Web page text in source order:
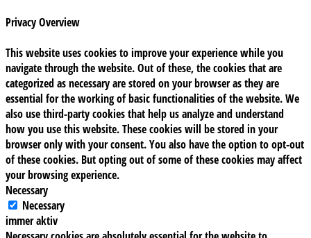
Privacy Overview
This website uses cookies to improve your experience while you
navigate through the website. Out of these, the cookies that are
categorized as necessary are stored on your browser as they are
essential for the working of basic functionalities of the website. We
also use third-party cookies that help us analyze and understand
how you use this website. These cookies will be stored in your
browser only with your consent. You also have the option to opt-out
of these cookies. But opting out of some of these cookies may affect
your browsing experience.
Necessary
Necessary
immer aktiv